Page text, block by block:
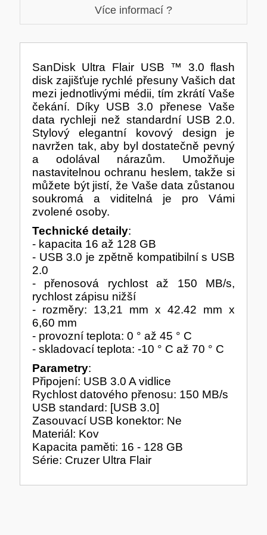
MINI-PC
PC A NOTEBOOKY
POKLADNÍ SYSTÉMY
HERNÍ GAMEPADY
HERNÍ MONITORY
PROCESORY - AMD
PEVNÉ DISKY
NAPÁJECÍ ZDROJE
MS COPILOT
GRAFICKÉ APLIKACE
TISKOVÁ MÉDIA
KANCELÁŘSKÁ TECHNIKA
TISKÁRNY A MULTIFUNKCE
STORAGE-SMB
ZÁLOHOVACÍ SYSTÉMY
HEADSETY & MIKROFONY
REPRODUKTORY a SOUNDBARY
WEBKAMERY
PRODLUŽOVACÍ PŘÍVOD
KLIMATIZACE
DOPLŇKY
IP KAMERY
LEDNIČKY
MIKROVLNNÉ TROUBY
Více informací ?
SanDisk Ultra Flair USB ™ 3.0 flash
disk zajišťuje rychlé přesuny Vašich dat
mezi jednotlivými médii, tím zkrátí Vaše
čekání. Díky USB 3.0 přenese Vaše
data rychleji než standardní USB 2.0.
Stylový elegantní kovový design je
navržen tak, aby byl dostatečně pevný
a odolával nárazům. Umožňuje
nastavitelnou ochranu heslem, takže si
můžete být jistí, že Vaše data zůstanou
soukromá a viditelná je pro Vámi
zvolené osoby.
Technické detaily:
- kapacita 16 až 128 GB
- USB 3.0 je zpětně kompatibilní s USB
2.0
- přenosová rychlost až 150 MB/s,
rychlost zápisu nižší
- rozměry: 13,21 mm x 42.42 mm x
6,60 mm
- provozní teplota: 0 ° až 45 ° C
- skladovací teplota: -10 ° C až 70 ° C
Parametry:
Připojení: USB 3.0 A vidlice
Rychlost datového přenosu: 150 MB/s
USB standard: [USB 3.0]
Zasouvací USB konektor: Ne
Materiál: Kov
Kapacita paměti: 16 - 128 GB
Série: Cruzer Ultra Flair